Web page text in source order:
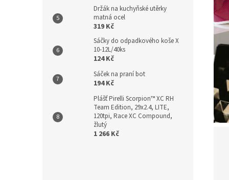
Držák na kuchyňské utěrky
matná ocel
319 Kč
Sáčky do odpadkového koše X
10-12L/40ks
124 Kč
Sáček na praní bot
194 Kč
Plášť Pirelli Scorpion™ XC RH
Team Edition, 29x2.4, LITE,
120tpi, Race XC Compound,
žlutý
1 266 Kč